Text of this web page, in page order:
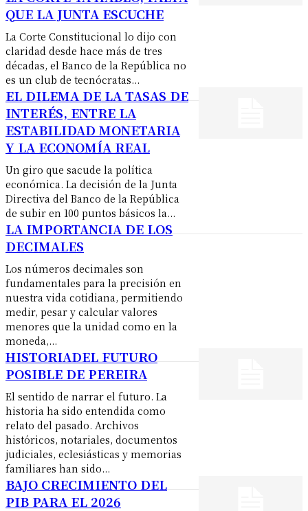
QUE LA JUNTA ESCUCHE
La Corte Constitucional lo dijo con
claridad desde hace más de tres
décadas, el Banco de la República no
es un club de tecnócratas...
EL DILEMA DE LA TASAS DE
INTERÉS, ENTRE LA
ESTABILIDAD MONETARIA
Y LA ECONOMÍA REAL
Un giro que sacude la política
económica. La decisión de la Junta
Directiva del Banco de la República
de subir en 100 puntos básicos la...
LA IMPORTANCIA DE LOS
DECIMALES
Los números decimales son
fundamentales para la precisión en
nuestra vida cotidiana, permitiendo
medir, pesar y calcular valores
menores que la unidad como en la
moneda,...
HISTORIADEL FUTURO
POSIBLE DE PEREIRA
El sentido de narrar el futuro. La
historia ha sido entendida como
relato del pasado. Archivos
históricos, notariales, documentos
judiciales, eclesiásticas y memorias
familiares han sido...
BAJO CRECIMIENTO DEL
PIB PARA EL 2026